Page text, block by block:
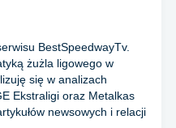
BestSpeedwayTv.
żużla ligowego w
się w analizach
Ekstraligi oraz Metalkas
newsowych i relacji